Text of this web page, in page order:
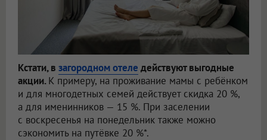
Кстати, в загородном отеле действуют выгодные
акции. К примеру, на проживание мамы с ребёнком
и для многодетных семей действует скидка 20 %,
а для именинников — 15 %. При заселении
с воскресенья на понедельник также можно
сэкономить на путёвке 20 %*.